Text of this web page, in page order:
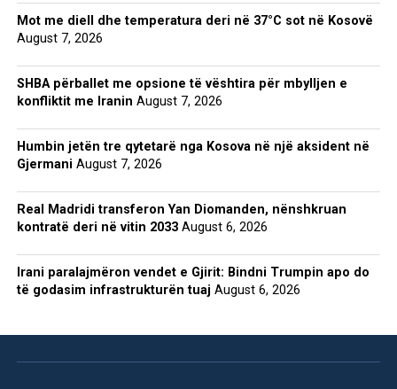
Mot me diell dhe temperatura deri në 37°C sot në Kosovë
August 7, 2026
SHBA përballet me opsione të vështira për mbylljen e
konfliktit me Iranin August 7, 2026
Humbin jetën tre qytetarë nga Kosova në një aksident në
Gjermani August 7, 2026
Real Madridi transferon Yan Diomanden, nënshkruan
kontratë deri në vitin 2033 August 6, 2026
Irani paralajmëron vendet e Gjirit: Bindni Trumpin apo do
të godasim infrastrukturën tuaj August 6, 2026